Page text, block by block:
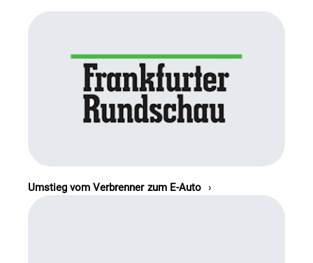
Umstieg vom Verbrenner zum E-Auto